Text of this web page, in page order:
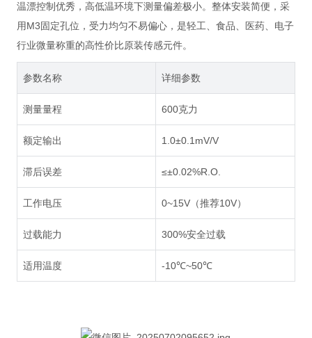
温漂控制优秀，高低温环境下测量偏差极小。整体安装简便，采
用M3固定孔位，受力均匀不易偏心，是轻工、食品、医药、电子
行业微量称重的高性价比原装传感元件。
参数名称 详细参数
测量量程 600克力
额定输出 1.0±0.1mV/V
滞后误差 ≤±0.02%R.O.
工作电压 0~15V（推荐10V）
过载能力 300%安全过载
适用温度 -10℃~50℃